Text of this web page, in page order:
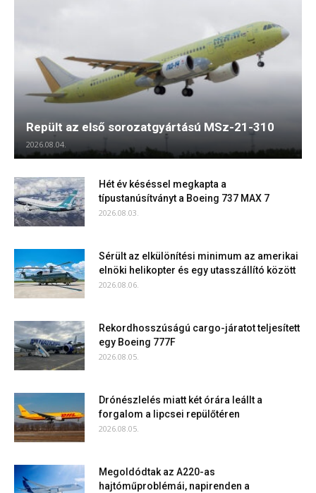
Repült az első sorozatgyártású MSz-21-310
2026.08.04.
Hét év késéssel megkapta a
típustanúsítványt a Boeing 737 MAX 7
2026.08.03.
Sérült az elkülönítési minimum az amerikai
elnöki helikopter és egy utasszállító között
2026.08.06.
Rekordhosszúságú cargo-járatot teljesített
egy Boeing 777F
2026.08.05.
Drónészlelés miatt két órára leállt a
forgalom a lipcsei repülőtéren
2026.08.05.
Megoldódtak az A220-as
hajtóműproblémái, napirenden a